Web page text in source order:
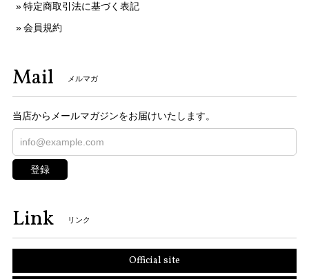
特定商取引法に基づく表記
会員規約
Mail メルマガ
当店からメールマガジンをお届けいたします。
登録
Link リンク
Official site